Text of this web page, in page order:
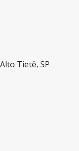
Alto Tietê, SP